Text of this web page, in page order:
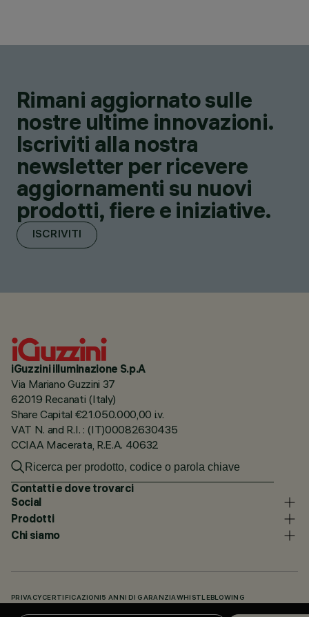
Rimani aggiornato sulle
nostre ultime innovazioni.
Iscriviti alla nostra
newsletter per ricevere
aggiornamenti su nuovi
prodotti, fiere e iniziative.
ISCRIVITI
iGuzzini illuminazione S.p.A
Via Mariano Guzzini 37
62019 Recanati (Italy)
Share Capital €21.050.000,00 i.v.
VAT N. and R.I. : (IT)00082630435
CCIAA Macerata, R.E.A. 40632
Contatti e dove trovarci
Social
Prodotti
Chi siamo
PRIVACY CERTIFICAZIONI 5 ANNI DI GARANZIAWHISTLEBLOWING